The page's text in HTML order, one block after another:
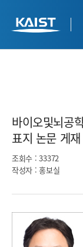
바이오및뇌공
표지 논문 게재​
조회수 : 33372
작성자 : 홍보실